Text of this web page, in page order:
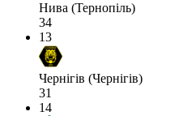
Нива (Тернопіль)
34
13
Чернігів (Чернігів)
31
14